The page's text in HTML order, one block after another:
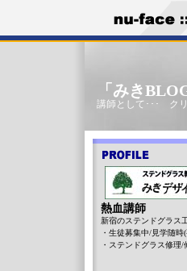
「みき
講師として･･･ ク
熱血講師
新宿のステンドグラス
・生徒募集中/見学随時
・ステンドグラス修理/